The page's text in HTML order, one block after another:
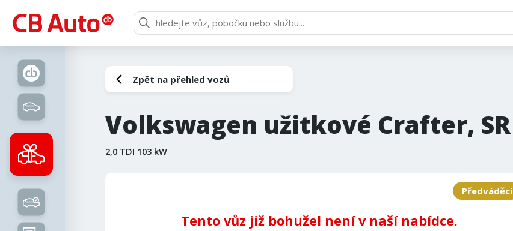
Zpět na přehled vozů
Volkswagen užitkové Crafter, SR
2,0 TDI 103 kW
Předváděcí
Tento vůz již bohužel není v naší nabídce.